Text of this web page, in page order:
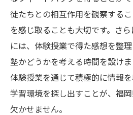
徒たちとの相互作用を観察する
を感じ取ることも大切です。さ
には、体験授業で得た感想を整
塾かどうかを考える時間を設けま
体験授業を通じて積極的に情報
学習環境を探し出すことが、福
欠かせません。